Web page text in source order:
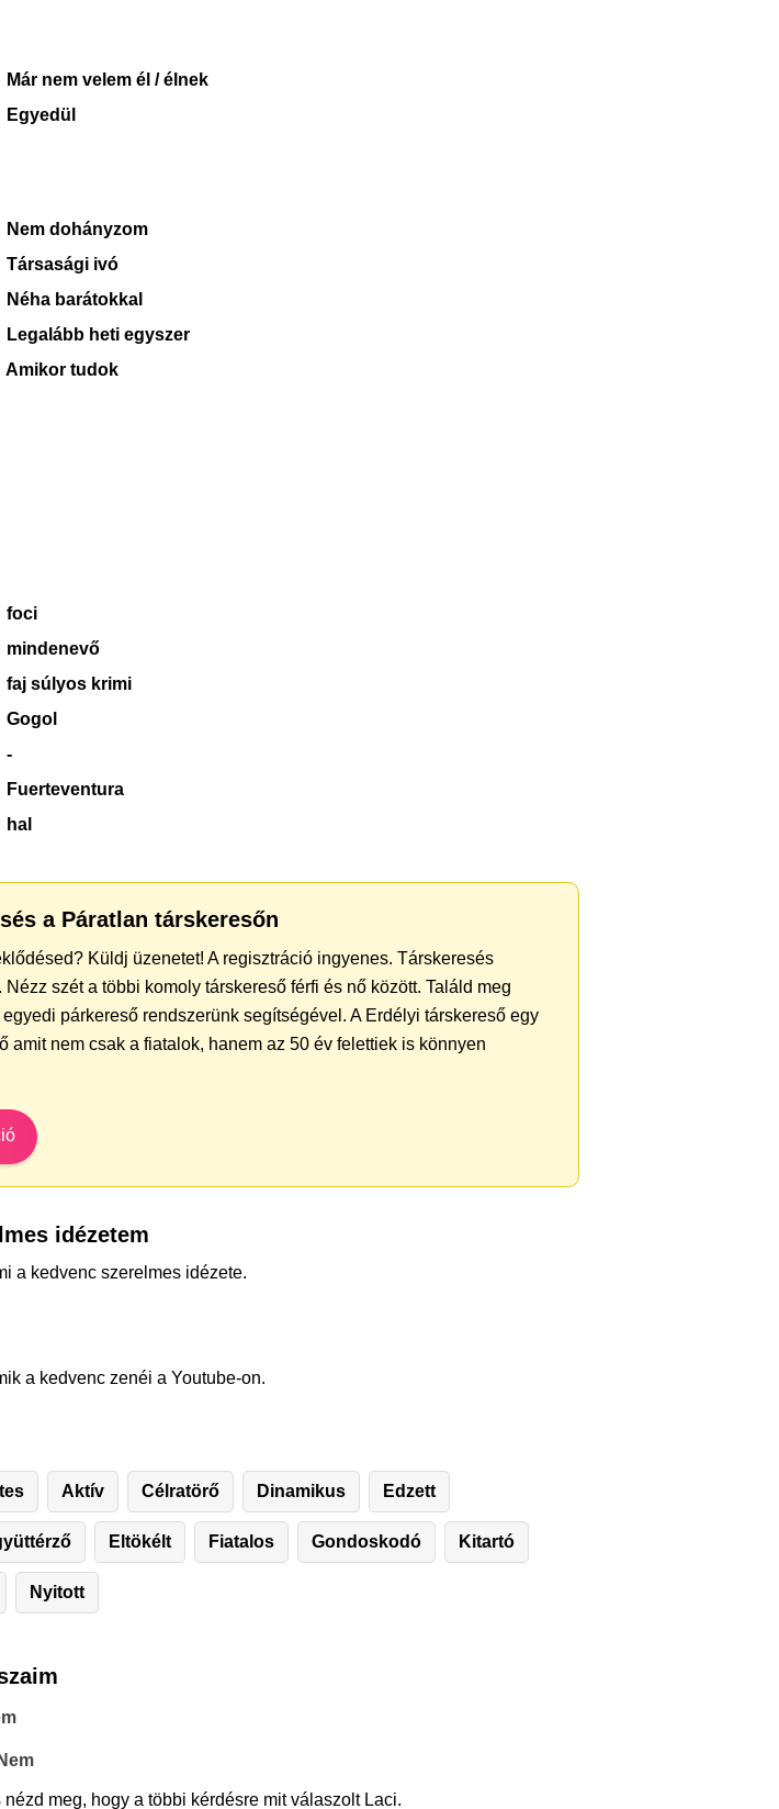
Már nem velem él / élnek
Egyedül
Nem dohányzom
Társasági ivó
Néha barátokkal
Legalább heti egyszer
Amikor tudok
foci
mindenevő
faj súlyos krimi
Gogol
-
Fuerteventura
hal
a Páratlan társkeresőn
Küldj üzenetet! A regisztráció ingyenes. Társkeresés
szét a többi komoly társkereső férfi és nő között. Találd meg
párkereső rendszerünk segítségével. A Erdélyi társkereső egy
amit nem csak a fiatalok, hanem az 50 év felettiek is könnyen
idézetem
a kedvenc szerelmes idézete.
a kedvenc zenéi a Youtube-on.
Aktív Célratörő Dinamikus Edzett
Eltökélt Fiatalos Gondoskodó Kitartó
Nyitott
Nem
nézd meg, hogy a többi kérdésre mit válaszolt Laci.